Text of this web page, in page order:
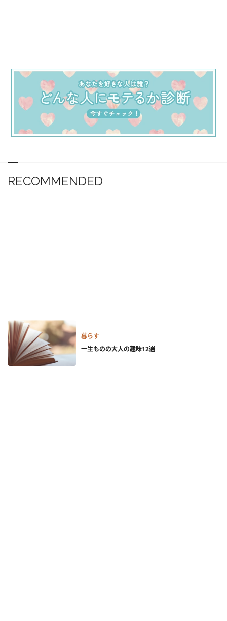
RECOMMENDED
暮らす
一生ものの大人の趣味12選